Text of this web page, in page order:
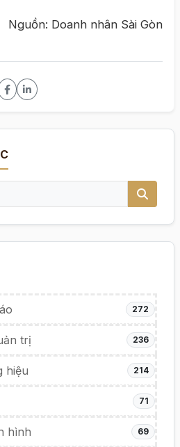
Nguồn: Doanh nhân Sài Gòn
272
trị 236
hiệu 214
71
hình 69